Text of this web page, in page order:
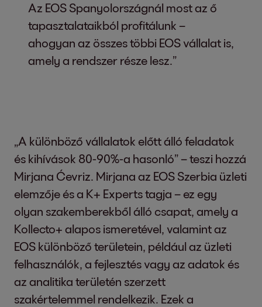
Az EOS Spanyolországnál most az ő
tapasztalataikból profitálunk –
ahogyan az összes többi EOS vállalat is,
amely a rendszer része lesz.”
„A különböző vállalatok előtt álló feladatok
és kihívások 80-90%-a hasonló” – teszi hozzá
Mirjana Ćevriz. Mirjana az EOS Szerbia üzleti
elemzője és a K+ Experts tagja – ez egy
olyan szakemberekből álló csapat, amely a
Kollecto+ alapos ismeretével, valamint az
EOS különböző területein, például az üzleti
felhasználók, a fejlesztés vagy az adatok és
az analitika területén szerzett
szakértelemmel rendelkezik. Ezek a